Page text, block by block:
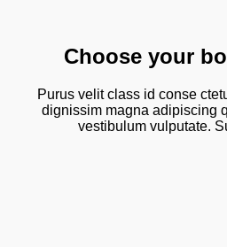
Choose your
Purus velit class id conse
dignissim magna adipiscing
vestibulum vulputate.